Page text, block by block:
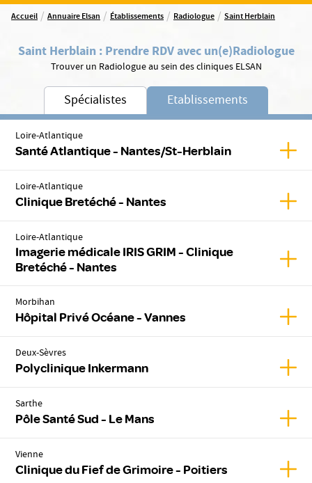
Accueil / Annuaire Elsan / Établissements / Radiologue / Saint Herblain
Saint Herblain: Prendre RDV avec un(e)Radiologue
Trouver un Radiologue au sein des cliniques ELSAN
Spécialistes Etablissements
Loire-Atlantique
Santé Atlantique - Nantes/St-Herblain
Loire-Atlantique
Clinique Bretéché - Nantes
Loire-Atlantique
Imagerie médicale IRIS GRIM - Clinique
Bretéché - Nantes
Morbihan
Hôpital Privé Océane - Vannes
Deux-Sèvres
Polyclinique Inkermann
Sarthe
Pôle Santé Sud - Le Mans
Vienne
Clinique du Fief de Grimoire - Poitiers